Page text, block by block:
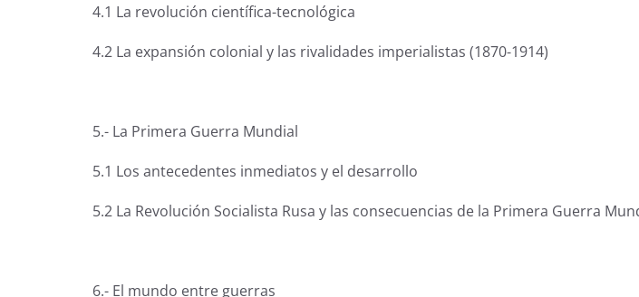
4.1 La revolución científica-tecnológica
4.2 La expansión colonial y las rivalidades imperialistas (1870-1914)
5.- La Primera Guerra Mundial
5.1 Los antecedentes inmediatos y el desarrollo
5.2 La Revolución Socialista Rusa y las consecuencias de la Primera Guerra
6.- El mundo entre guerras